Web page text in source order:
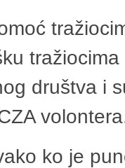
društva i
ko je